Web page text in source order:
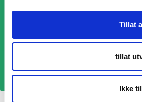
Tillat
tillat
Ikke